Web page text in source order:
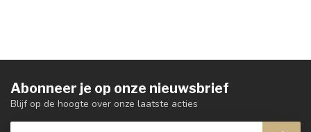
Abonneer je op onze nieuwsbrief
Blijf op de hoogte over onze laatste acties